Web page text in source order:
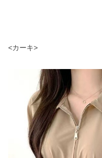
<カーキ>